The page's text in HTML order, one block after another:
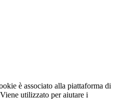
è associato alla piattaforma di
utilizzato per aiutare i